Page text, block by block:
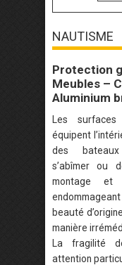
NAUTISME
Protection
Meubles –
Aluminium
Les
équipent
des
s’abîmer ou
montage et
beauté
manière
La fragilité
attention